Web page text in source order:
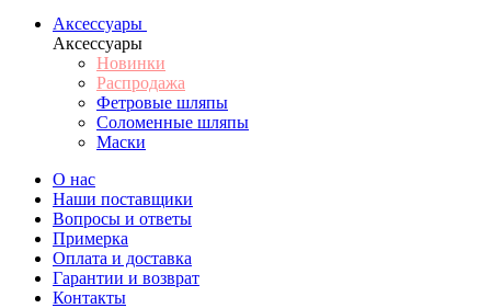
Аксессуары
Аксессуары
Новинки
Распродажа
Фетровые шляпы
Соломенные шляпы
Маски
О нас
Наши поставщики
Вопросы и ответы
Примерка
Оплата и доставка
Гарантии и возврат
Контакты